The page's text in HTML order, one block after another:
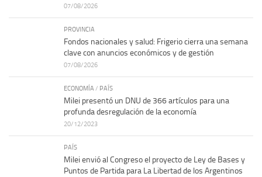
07/08/2026
PROVINCIA
Fondos nacionales y salud: Frigerio cierra una semana
clave con anuncios económicos y de gestión
07/08/2026
ECONOMÍA / PAÍS
Milei presentó un DNU de 366 artículos para una
profunda desregulación de la economía
20/12/2023
PAÍS
Milei envió al Congreso el proyecto de Ley de Bases y
Puntos de Partida para La Libertad de los Argentinos